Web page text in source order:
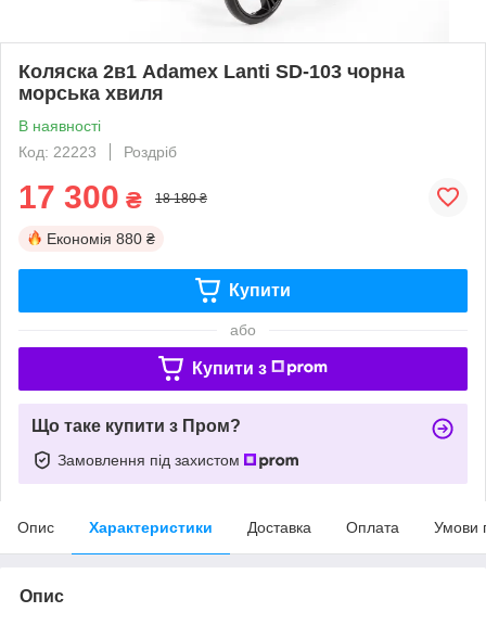
Коляска 2в1 Adamex Lanti SD-103 чорна
морська хвиля
В наявності
Код: 22223
Роздріб
17 300 ₴ 18 180 ₴
Економія 880 ₴
Купити
або
Купити з
Що таке купити з Пром?
Замовлення під захистом
Опис Характеристики Доставка Оплата Умови
Опис